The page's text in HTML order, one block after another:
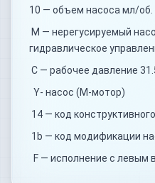
10 — объем насоса мл/об.
М — нерегусируемый
гидравлическое
С — рабочее давление
Y- насос (M-мотор)
14 — код
1b — код модификации
F — исполнение с левым